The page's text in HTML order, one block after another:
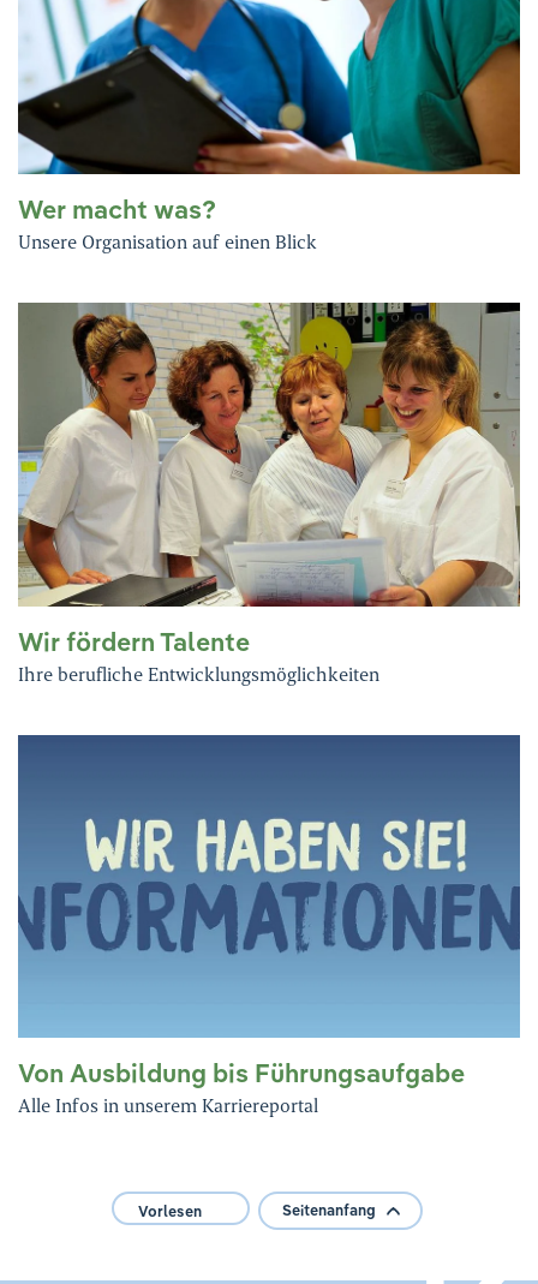
Wer macht was?
Unsere Organisation auf einen Blick
Wir fördern Talente
Ihre berufliche Entwicklungsmöglichkeiten
Von Ausbildung bis Führungsaufgabe
Alle Infos in unserem Karriereportal
Vorlesen Seitenanfang